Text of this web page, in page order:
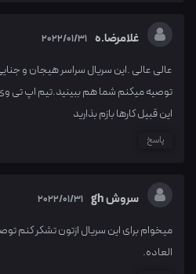
غلامرضا.ه 2022/01/31
عالی عالی .این سریال سراسر هیجان و
توصیه میکنم شما هم ببینید.تیم اپ تی وی
این قبیل کارها بازم بذارید
پاسخ
سروش gh 2022/01/31
میخوام برای این سریال ازتون تشکر کنم
العاده.